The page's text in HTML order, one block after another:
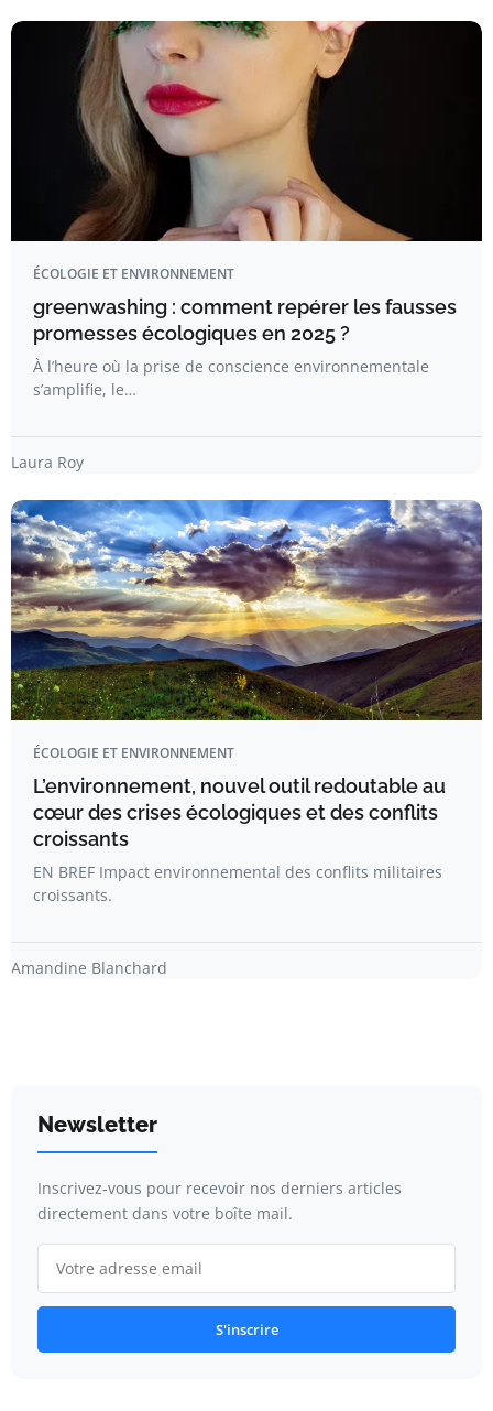
ÉCOLOGIE ET ENVIRONNEMENT
greenwashing : comment repérer les fausses
promesses écologiques en 2025 ?
À l’heure où la prise de conscience environnementale
s’amplifie, le…
Laura Roy
ÉCOLOGIE ET ENVIRONNEMENT
L’environnement, nouvel outil redoutable au
cœur des crises écologiques et des conflits
croissants
EN BREF Impact environnemental des conflits militaires
croissants.
Amandine Blanchard
Newsletter
Inscrivez-vous pour recevoir nos derniers articles
directement dans votre boîte mail.
S'inscrire